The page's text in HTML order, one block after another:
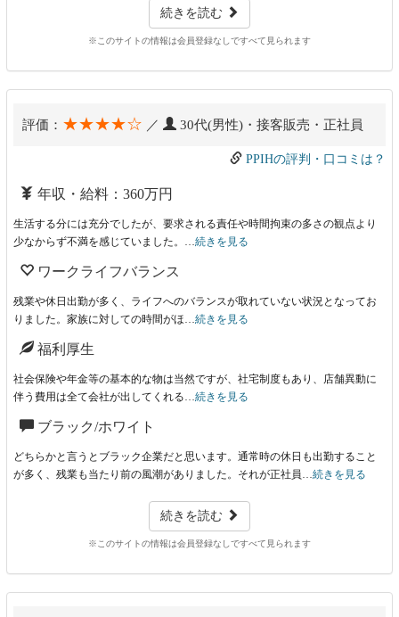
続きを読む
※このサイトの情報は会員登録なしですべて見られます
評価： ★★★★☆ ／ 30代(男性)・接客販売・正社員
PPIHの評判・口コミは？
年収・給料：360万円
生活する分には充分でしたが、要求される責任や時間拘束の多さの観点より
少なからず不満を感じていました。…続きを見る
ワークライフバランス
残業や休日出勤が多く、ライフへのバランスが取れていない状況となってお
りました。家族に対しての時間がほ…続きを見る
福利厚生
社会保険や年金等の基本的な物は当然ですが、社宅制度もあり、店舗異動に
伴う費用は全て会社が出してくれる…続きを見る
ブラック/ホワイト
どちらかと言うとブラック企業だと思います。通常時の休日も出勤すること
が多く、残業も当たり前の風潮がありました。それが正社員…続きを見る
続きを読む
※このサイトの情報は会員登録なしですべて見られます